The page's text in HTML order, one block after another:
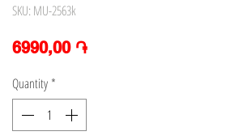
SKU: MU-2563k
6990,00 ֏Price
Quantity *